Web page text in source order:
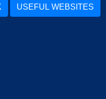
USEFUL WEBSITES